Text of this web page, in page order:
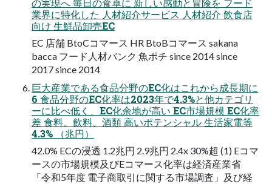
の実現へ 毎⽇の⾷卓に 新しい感動と冒険を フード
業界に特化した ⼈材紹介サービス ⼈材紹介 飲⾷店
向け ⽣鮮品卸売EC
EC 店舗 BtoCコマース HR BtoBコマース sakana
bacca フード⼈材バンク ⿂ポチ since 2014 since
2017 since 2014
巨⼤産業である⾷品分野のEC化はこれから成⻑期に
6 ⾷品分野のEC化率は2023年で4.3%と他カテゴリ
ーに⽐べ低く、EC化余地が⾼い EC市場規模 EC化率
差 ⾷料、飲料、酒類 ⾼いポテンシャル ⽣活家電等
4.3% （兆円）
42.0% ECの浸透 1.2兆円 2.9兆円 2.4x 30%超 (1) Eコマ
ースの市場規模及びEコマース化率は経済産業省
「令和5年度 電⼦商取引に関する市場調査」及び経